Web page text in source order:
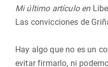
Mi último artículo en
Las convicciones de
Hay algo que no es un
evitar firmarlo, ni